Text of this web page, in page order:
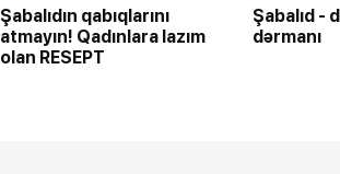
Şabalıdın qabıqlarını
atmayın! Qadınlara lazım
olan RESEPT
Şabalıd -
dərmanı